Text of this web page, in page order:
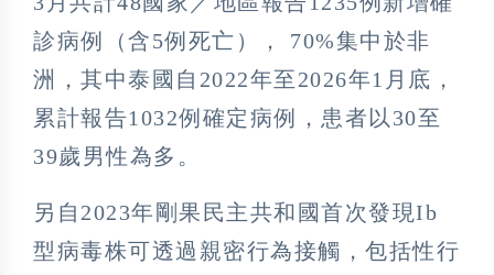
診病例（含5例死亡）， 70%集中於非
洲，其中泰國自2022年至2026年1月底，
累計報告1032例確定病例，患者以30至
39歲男性為多。
另自2023年剛果民主共和國首次發現Ib
型病毒株可透過親密行為接觸，包括性行